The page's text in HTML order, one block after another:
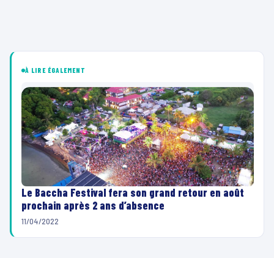
À LIRE ÉGALEMENT
Le Baccha Festival fera son grand retour en août
prochain après 2 ans d’absence
11/04/2022